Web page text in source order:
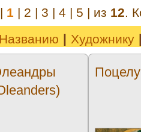
1 | 2 | 3 | 4 | 5 | из 12.
Названию Художнику